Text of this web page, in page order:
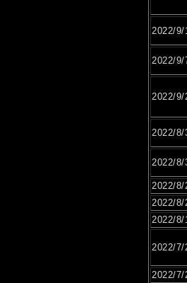
2022/9/
2022/9/
2022/9/
2022/8/
2022/8/
2022/8/
2022/8/
2022/8/
2022/7/
2022/7/